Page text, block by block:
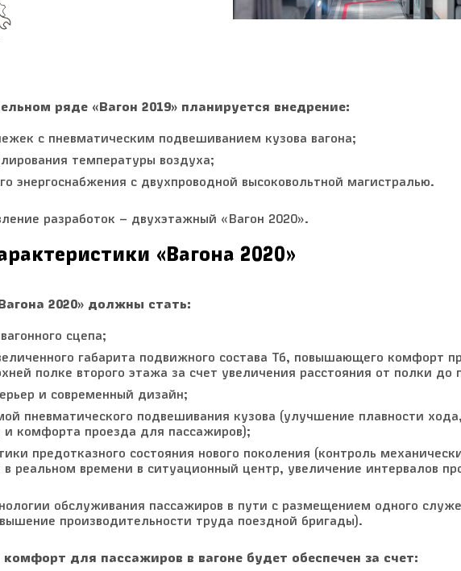
ряде «Вагон 2019» планируется внедрение:
с пневматическим подвешиванием кузова вагона;
температуры воздуха;
энергоснабжения с двухпроводной высоковольтной магистралью.
разработок – двухэтажный «Вагон 2020».
«Вагона 2020»
2020» должны стать:
сцепа;
габарита подвижного состава Тб, повышающего комфорт
полке второго этажа за счет увеличения расстояния от полки до
и современный дизайн;
пневматического подвешивания кузова (улучшение плавности хода,
и комфорта проезда для пассажиров);
предотказного состояния нового поколения (контроль
реальном времени в ситуационный центр, увеличение интервалов
обслуживания пассажиров в пути с размещением одного
производительности труда поездной бригады).
для пассажиров в вагоне будет обеспечен за счет: